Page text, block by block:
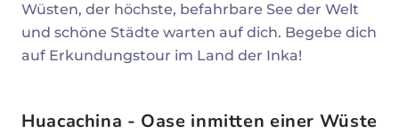
Wüsten, der höchste, befahrbare See der Welt
und schöne Städte warten auf dich. Begebe dich
auf Erkundungstour im Land der Inka!
Huacachina - Oase inmitten einer Wüste